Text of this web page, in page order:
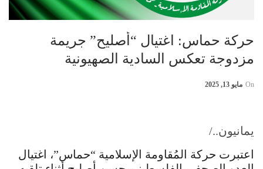
حركة حماس: اغتيال “أصليح” جريمة
مزدوجة تعكس السادية الصهيونية
On مايو 13, 2025
يمانيون../
اعتبرت حركة المُقاومة الإسلامية “حماس”، اغتيال